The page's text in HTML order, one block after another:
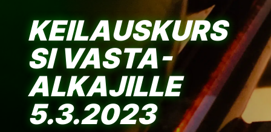
KEILAUSKURS
SI VASTA-
ALKAJILLE
5.3.2023